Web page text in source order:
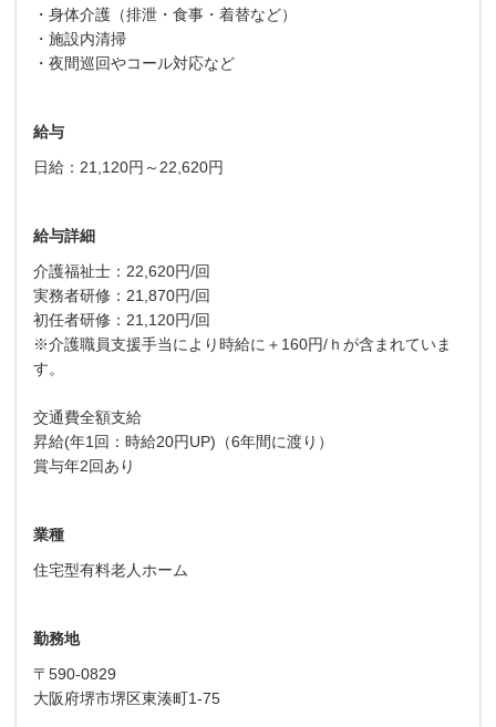
・身体介護（排泄・食事・着替など）
・施設内清掃
・夜間巡回やコール対応など
給与
日給：21,120円～22,620円
給与詳細
介護福祉士：22,620円/回
実務者研修：21,870円/回
初任者研修：21,120円/回
※介護職員支援手当により時給に＋160円/ｈが含まれていま
す。
交通費全額支給
昇給(年1回：時給20円UP)（6年間に渡り）
賞与年2回あり
業種
住宅型有料老人ホーム
勤務地
〒590-0829
大阪府堺市堺区東湊町1-75